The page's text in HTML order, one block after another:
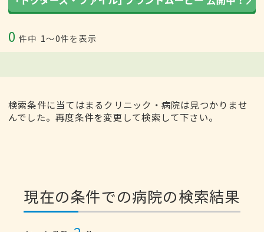
0 件中 1〜0件を表示
検索条件に当てはまるクリニック・病院は見つかりませ
んでした。再度条件を変更して検索して下さい。
現在の条件での病院の検索結果